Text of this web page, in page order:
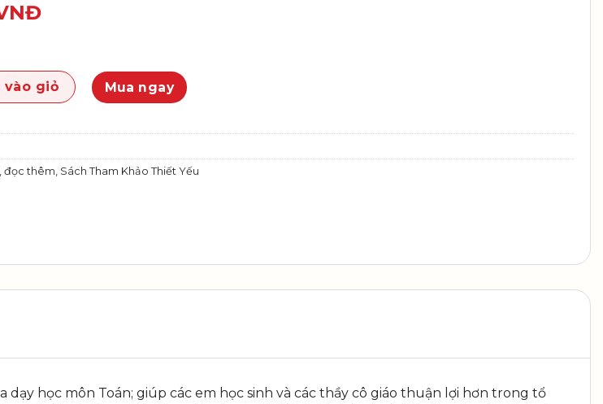
lượng
vào giỏ Mua ngay
đọc thêm Sách Tham Khảo Thiết Yếu
học môn Toán; giúp các em học sinh và các thầy cô giáo thuận lợi hơn trong tổ